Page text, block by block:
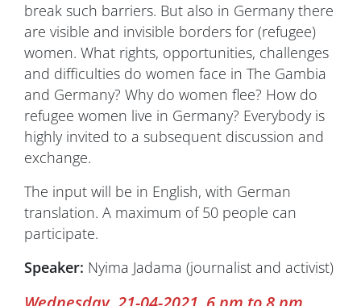
break such barriers. But also in Germany there
are visible and invisible borders for (refugee)
women. What rights, opportunities, challenges
and difficulties do women face in The Gambia
and Germany? Why do women flee? How do
refugee women live in Germany? Everybody is
highly invited to a subsequent discussion and
exchange.
The input will be in English, with German
translation. A maximum of 50 people can
participate.
Speaker: Nyima Jadama (journalist and activist)